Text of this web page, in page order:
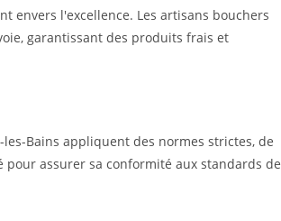
envers l'excellence. Les artisans bouchers
garantissant des produits frais et
Bains appliquent des normes strictes, de
assurer sa conformité aux standards de